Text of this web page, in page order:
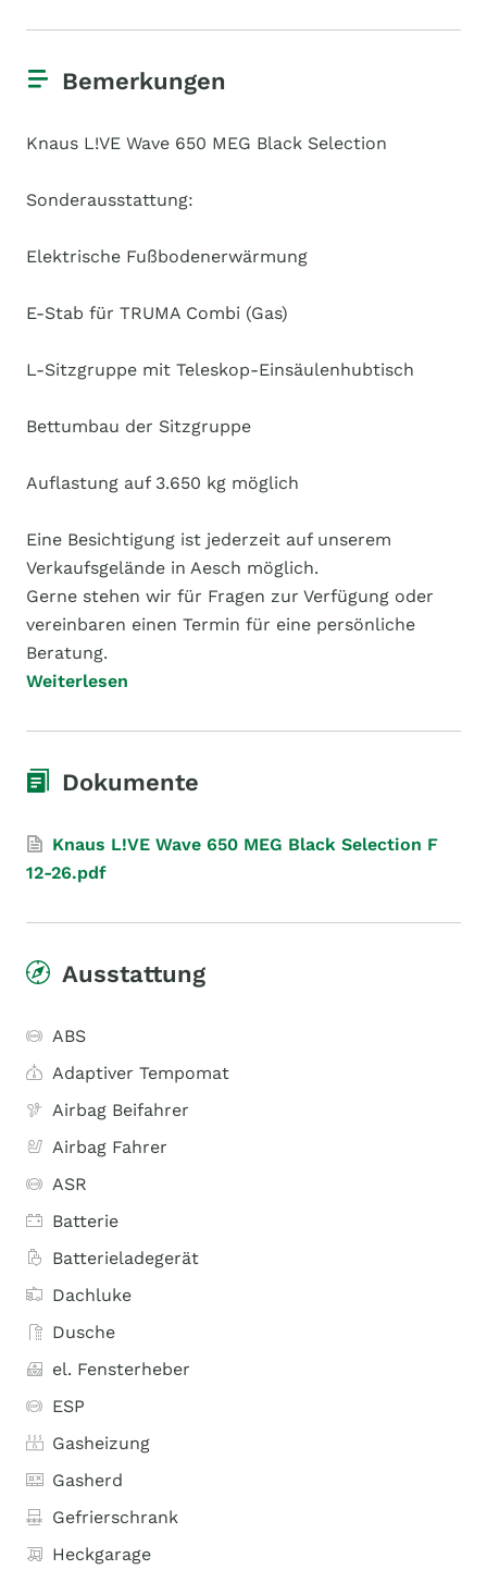
Bemerkungen
Knaus L!VE Wave 650 MEG Black Selection
Sonderausstattung:
Elektrische Fußbodenerwärmung
E-Stab für TRUMA Combi (Gas)
L-Sitzgruppe mit Teleskop-Einsäulenhubtisch
Bettumbau der Sitzgruppe
Auflastung auf 3.650 kg möglich
Eine Besichtigung ist jederzeit auf unserem
Verkaufsgelände in Aesch möglich.
Gerne stehen wir für Fragen zur Verfügung oder
vereinbaren einen Termin für eine persönliche
Beratung.
Weiterlesen
Dokumente
Knaus L!VE Wave 650 MEG Black Selection F
12-26.pdf
Ausstattung
ABS
Adaptiver Tempomat
Airbag Beifahrer
Airbag Fahrer
ASR
Batterie
Batterieladegerät
Dachluke
Dusche
el. Fensterheber
ESP
Gasheizung
Gasherd
Gefrierschrank
Heckgarage